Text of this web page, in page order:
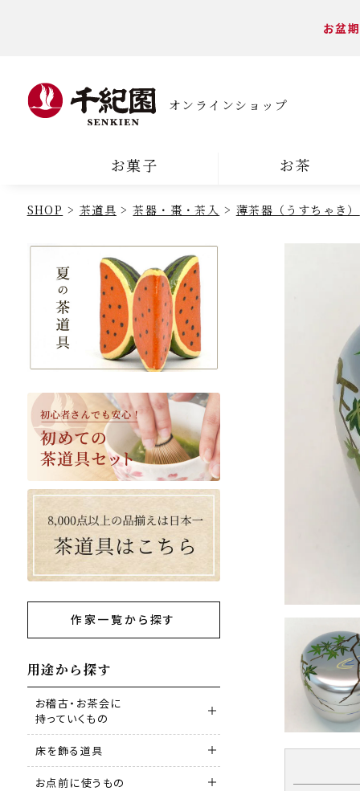
お盆
オンラインショップ
お菓子 お茶
SHOP 茶道具 茶器・棗・茶入 薄茶器（うすちゃき）
作家一覧から探す
用途から探す
お稽古・お茶会に
持っていくもの
床を飾る道具
お点前に使うもの